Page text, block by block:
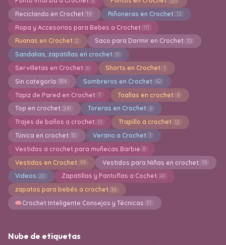
Reciclando en Crochet 16 Riñoneras en Crochet 12
Ropa y Accesorios para Bebes a Crochet 111
Ruanas en Crochet 2 Saco para Dormir en Crochet 10
Sandalias, zapatillas en crochet 31
Servilletas en Crochet 6 Shorts en Crochet 1
Sin categoría 384 Sombreros en Crochet 62
Tapiz de Pared en Crochet 7 Toallas en crochet 6
Top en crochet 241 Toreras en Crochet 6
Trajes de baños a crochet 13 Trapillo a crochet 12
Túnica en crochet 15 Verano a Crochet 1
Vestidos a crochet para muñecas Barbie 8
Vestidos en Crochet 99 Vestidos para Niñas en crochet 19
Videos 20 Zapatillas y Pantuflas a Cochet 41
zapatos para bebés a crochet 36
Crochet Inteligente Consejos y Técnicas 21
Nube de etiquetas